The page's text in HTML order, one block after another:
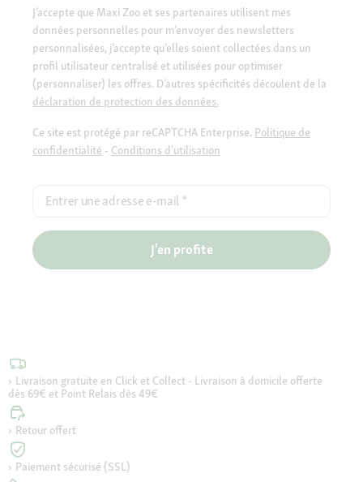
J’accepte que Maxi Zoo et ses partenaires utilisent mes
données personnelles pour m’envoyer des newsletters
personnalisées, j’accepte qu’elles soient collectées dans un
profil utilisateur centralisé et utilisées pour optimiser
(personnaliser) les offres. D’autres spécificités découlent de la
déclaration de protection des données.
Ce site est protégé par reCAPTCHA Enterprise. Politique de
confidentialité - Conditions d'utilisation
Entrer une adresse e-mail *
J'en profite
Livraison gratuite en Click et Collect - Livraison à domicile offerte
dès 69€ et Point Relais dès 49€
Retour offert
Paiement sécurisé (SSL)